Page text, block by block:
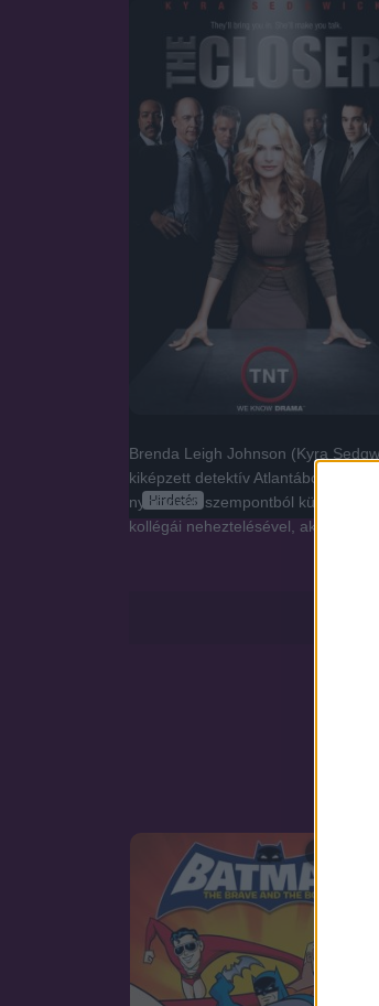
Hirdetés
Brenda Leigh Johnson (Kyra
kiképzett detektív Atlantából
nyomozati szempontból különösen
kollégái neheztelésével, akik nem